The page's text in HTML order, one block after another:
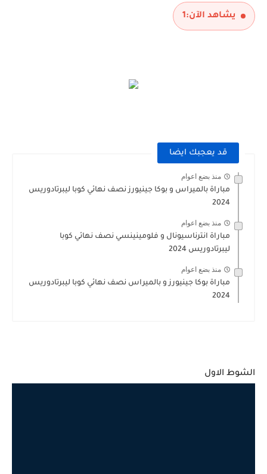
يشاهد الآن:1
قد يعجبك ايضا
منذ بضع اعوام
مباراة بالميراس و بوكا جينيورز نصف نهائي كوبا ليبرتادوريس
2024
منذ بضع اعوام
مباراة انترناسيونال و فلومينينسي نصف نهائي كوبا
ليبرتادوريس 2024
منذ بضع اعوام
مباراة بوكا جينيورز و بالميراس نصف نهائي كوبا ليبرتادوريس
2024
الشوط الاول